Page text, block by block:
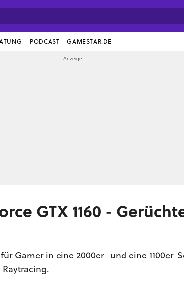
PODCAST GAMESTAR.DE
GTX 1160 -
Gamer in eine 2000er- und eine 1100er-